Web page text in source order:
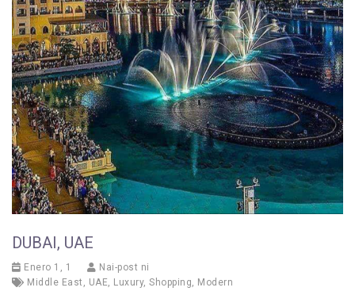
DUBAI, UAE
Enero 1, 1
Nai-post ni
Middle East , UAE, Luxury, Shopping, Modern